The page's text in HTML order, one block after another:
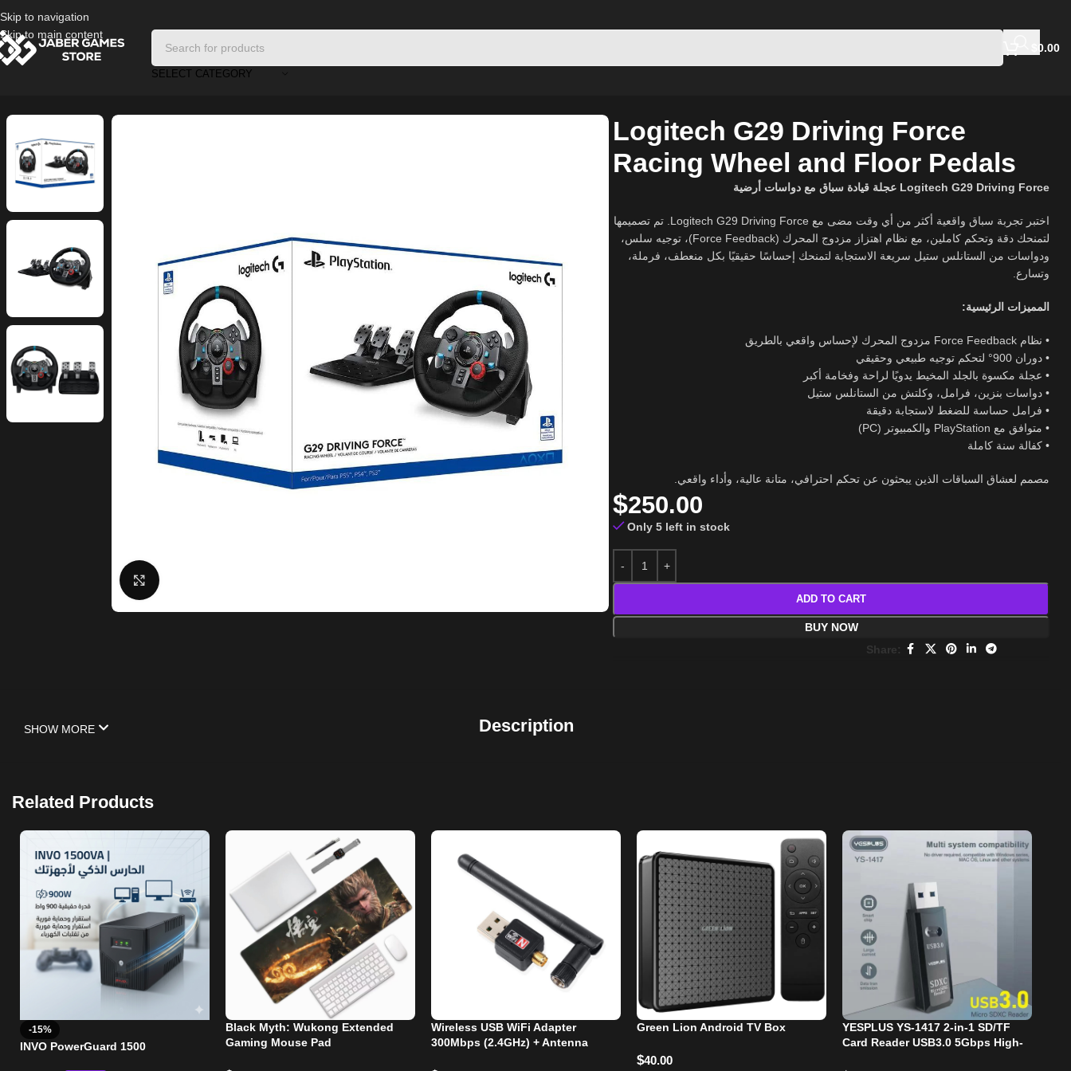
Skip to navigation
Skip to main content
SELECT CATEGORY
0.00
Logitech G29 Driving Force Racing Wheel and Floor Pedals
Logitech G29 Driving Force
Racing Wheel and Floor Pedals
Logitech G29 Driving Force عجلة قيادة سباق مع دواسات أرضية
اختبر تجربة سباق واقعية أكثر من أي وقت مضى مع Logitech G29 Driving Force. تم تصميمها
لتمنحك دقة وتحكم كاملين، مع نظام اهتزاز مزدوج المحرك (Force Feedback)، توجيه سلس،
ودواسات من الستانلس ستيل سريعة الاستجابة لتمنحك إحساسًا حقيقيًا بكل منعطف، فرملة،
وتسارع.
المميزات الرئيسية:
• نظام Force Feedback مزدوج المحرك لإحساس واقعي بالطريق
• دوران 900° لتحكم توجيه طبيعي وحقيقي
• عجلة مكسوة بالجلد المخيط يدويًا لراحة وفخامة أكبر
• دواسات بنزين، فرامل، وكلتش من الستانلس ستيل
• فرامل حساسة للضغط لاستجابة دقيقة
• متوافق مع PlayStation والكمبيوتر (PC)
• كفالة سنة كاملة
مصمم لعشاق السباقات الذين يبحثون عن تحكم احترافي، متانة عالية، وأداء واقعي.
$250.00
Only 5 left in stock
ADD TO CART
BUY NOW
Share:
Description
SHOW MORE
Related Products
-15%
INVO PowerGuard 1500
Black Myth: Wukong Extended
Gaming Mouse Pad
Wireless USB WiFi Adapter
300Mbps (2.4GHz) + Antenna
Green Lion Android TV Box
$40.00
YESPLUS YS-1417 2-in-1 SD/TF
Card Reader USB3.0 5Gbps High-